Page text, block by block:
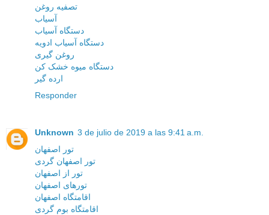
تصفیه روغن
آسیاب
دستگاه آسیاب
دستگاه آسیاب ادویه
روغن گیری
دستگاه میوه خشک کن
ارده گیر
Responder
Unknown 3 de julio de 2019 a las 9:41 a.m.
تور اصفهان
تور اصفهان گردی
تور از اصفهان
تورهای اصفهان
اقامتگاه اصفهان
اقامتگاه بوم گردی